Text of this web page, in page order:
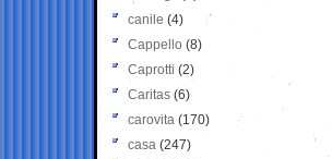
canile (4)
Cappello (8)
Caprotti (2)
Caritas (6)
carovita (170)
casa (247)